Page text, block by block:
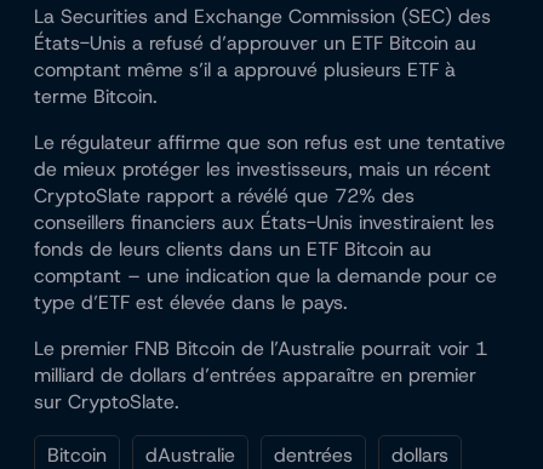
La Securities and Exchange Commission (SEC) des
États-Unis a refusé d’approuver un ETF Bitcoin au
comptant même s’il a approuvé plusieurs ETF à
terme Bitcoin.
Le régulateur affirme que son refus est une tentative
de mieux protéger les investisseurs, mais un récent
CryptoSlate rapport a révélé que 72% des
conseillers financiers aux États-Unis investiraient les
fonds de leurs clients dans un ETF Bitcoin au
comptant – une indication que la demande pour ce
type d’ETF est élevée dans le pays.
Le premier FNB Bitcoin de l’Australie pourrait voir 1
milliard de dollars d’entrées apparaître en premier
sur CryptoSlate.
Bitcoin dAustralie dentrées
dollars